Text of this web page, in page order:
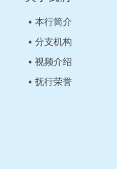
• 本行简介
• 分支机构
• 视频介绍
• 抚行荣誉